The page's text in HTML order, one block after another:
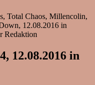
Total Chaos, Millencolin,
12.08.2016 in
Redaktion
12.08.2016 in